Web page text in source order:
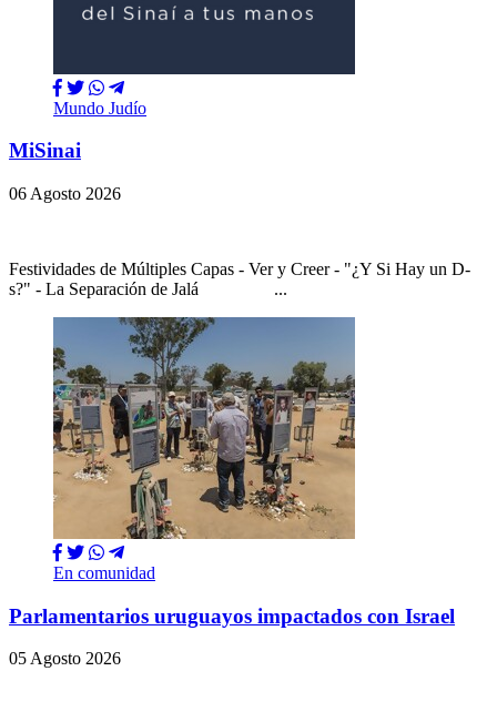
Mundo Judío
MiSinai
06 Agosto 2026
Festividades de Múltiples Capas - Ver y Creer - "¿Y Si Hay un D-
s?" - La Separación de Jalá ...
En comunidad
Parlamentarios uruguayos impactados con Israel
05 Agosto 2026